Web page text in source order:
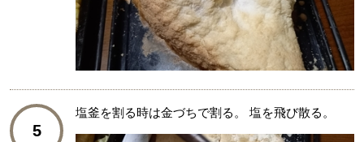
5
塩釜を割る時は金づちで割る。 塩を飛び散る。